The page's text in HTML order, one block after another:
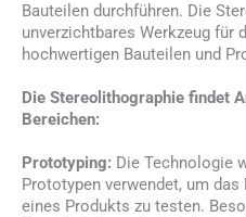
Bauteilen durchführen. Die
unverzichtbares Werkzeug für
hochwertigen Bauteilen und
Die Stereolithographie findet
Bereichen:
Prototyping: Die Technologie
Prototypen verwendet, um
eines Produkts zu testen.